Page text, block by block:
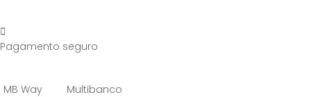
Pagamento seguro
MB Way Multibanco